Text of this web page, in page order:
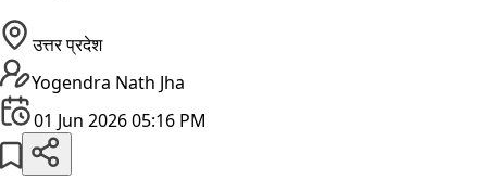
उत्तर प्रदेश
Yogendra Nath Jha
01 Jun 2026 05:16 PM